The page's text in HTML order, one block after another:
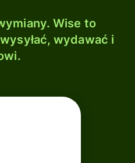
Wise to
wydawać i